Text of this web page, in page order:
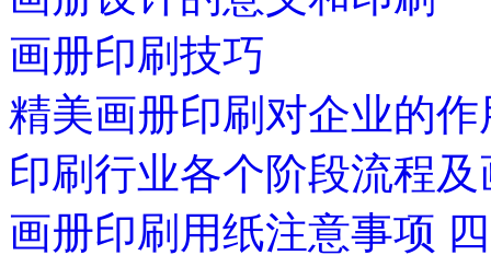
画册印刷技巧
精美画册印刷对企业的作
印刷行业各个阶段流程
画册印刷用纸注意事项